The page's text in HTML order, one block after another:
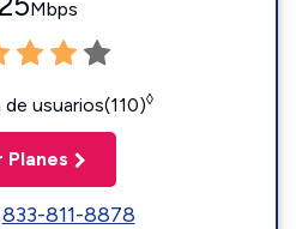
Mbps
usuarios(110)◊
Planes
833-811-8878